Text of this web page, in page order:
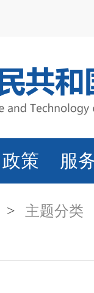
政策 服
> 主题分类